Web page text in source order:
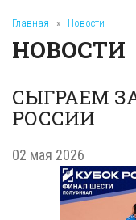
Главная » Новости
НОВОСТИ
СЫГРАЕМ
РОССИИ
02 мая 2026